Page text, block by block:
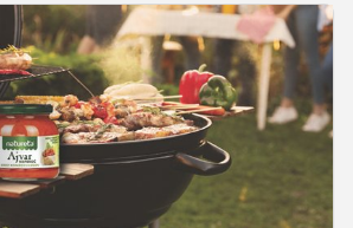
idejami za priloge in raznorazne
da bo navdušenje vseh
In ne skrbite, na seznam smo
zelo mehke in rahle domače